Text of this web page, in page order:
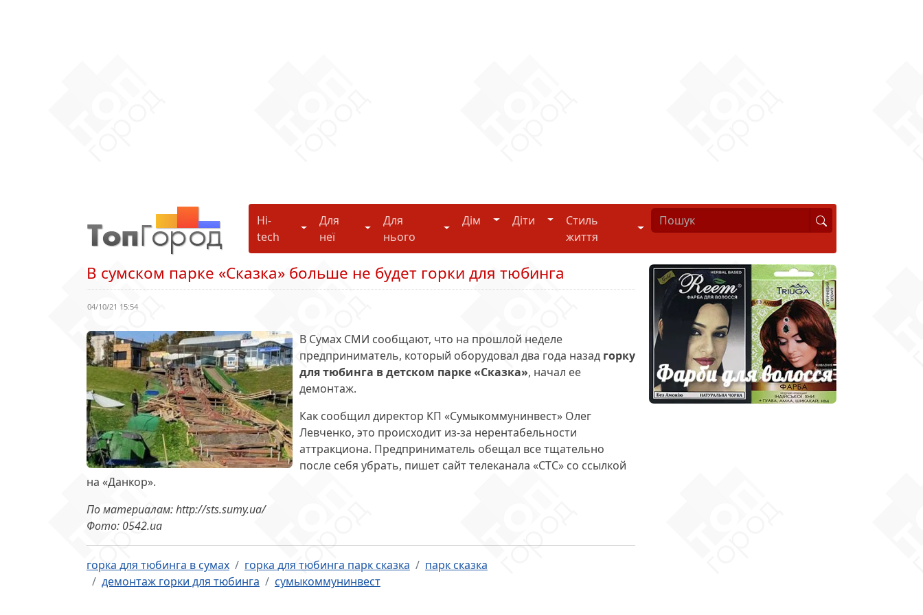
Hi-
tech
Hi-tech
Для
неї
Для неї
Для
нього
Для нього
Дім Дім Діти ДітиСтиль
життя
Стиль життя
В сумском парке «Сказка» больше не будет горки для тюбинга
04/10/21 15:54
В Сумах СМИ сообщают, что на прошлой неделе
предприниматель, который оборудовал два года назад горку
для тюбинга в детском парке «Сказка», начал ее
демонтаж.
Как сообщил директор КП «Сумыкоммунинвест» Олег
Левченко, это происходит из-за нерентабельности
аттракциона. Предприниматель обещал все тщательно
после себя убрать, пишет сайт телеканала «СТС» со ссылкой
на «Данкор».
По материалам: http://sts.sumy.ua/
Фото: 0542.ua
горка для тюбинга в сумах горка для тюбинга парк сказка
парк сказка
демонтаж горки для тюбинга
сумыкоммунинвест